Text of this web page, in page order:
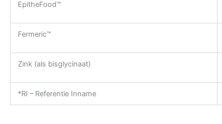
EpitheFood™
Fermeric™
Zink (als bisglycinaat)
*RI – Referentie Inname